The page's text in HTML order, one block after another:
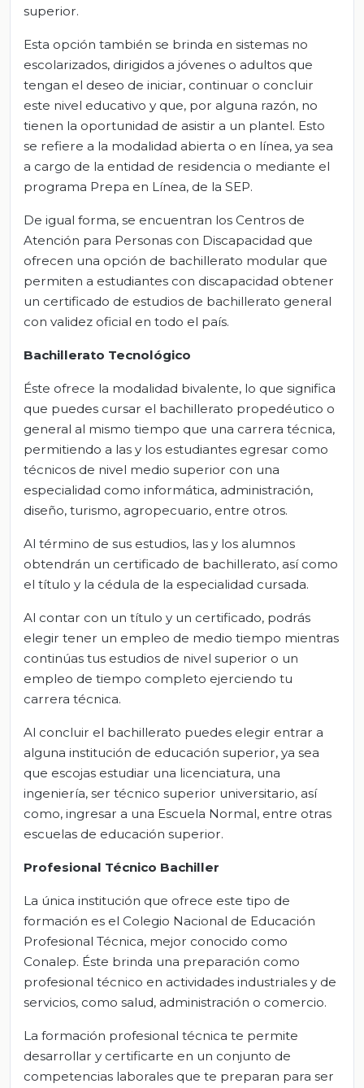
superior.
Esta opción también se brinda en sistemas no
escolarizados, dirigidos a jóvenes o adultos que
tengan el deseo de iniciar, continuar o concluir
este nivel educativo y que, por alguna razón, no
tienen la oportunidad de asistir a un plantel. Esto
se refiere a la modalidad abierta o en línea, ya sea
a cargo de la entidad de residencia o mediante el
programa Prepa en Línea, de la SEP.
De igual forma, se encuentran los Centros de
Atención para Personas con Discapacidad que
ofrecen una opción de bachillerato modular que
permiten a estudiantes con discapacidad obtener
un certificado de estudios de bachillerato general
con validez oficial en todo el país.
Bachillerato Tecnológico
Éste ofrece la modalidad bivalente, lo que significa
que puedes cursar el bachillerato propedéutico o
general al mismo tiempo que una carrera técnica,
permitiendo a las y los estudiantes egresar como
técnicos de nivel medio superior con una
especialidad como informática, administración,
diseño, turismo, agropecuario, entre otros.
Al término de sus estudios, las y los alumnos
obtendrán un certificado de bachillerato, así como
el título y la cédula de la especialidad cursada.
Al contar con un título y un certificado, podrás
elegir tener un empleo de medio tiempo mientras
continúas tus estudios de nivel superior o un
empleo de tiempo completo ejerciendo tu
carrera técnica.
Al concluir el bachillerato puedes elegir entrar a
alguna institución de educación superior, ya sea
que escojas estudiar una licenciatura, una
ingeniería, ser técnico superior universitario, así
como, ingresar a una Escuela Normal, entre otras
escuelas de educación superior.
Profesional Técnico Bachiller
La única institución que ofrece este tipo de
formación es el Colegio Nacional de Educación
Profesional Técnica, mejor conocido como
Conalep. Éste brinda una preparación como
profesional técnico en actividades industriales y de
servicios, como salud, administración o comercio.
La formación profesional técnica te permite
desarrollar y certificarte en un conjunto de
competencias laborales que te preparan para ser